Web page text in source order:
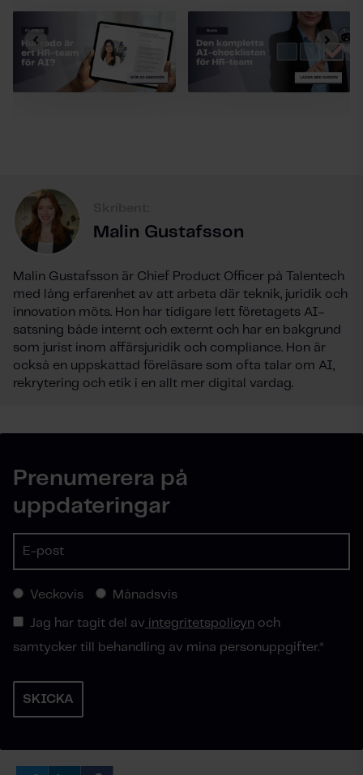
Malin Gustafsson
Malin Gustafsson är Chief Product Officer på Talentech
med lång erfarenhet av att arbeta där teknik, juridik och
innovation möts. Hon har tidigare lett företagets AI-
satsning både internt och externt och har en bakgrund
som jurist inom affärsjuridik och compliance. Hon är
också en uppskattad föreläsare som ofta talar om AI,
rekrytering och etik i en allt mer digital vardag.
Prenumerera på
uppdateringar
Veckovis Månadsvis
Jag har tagit del av integritetspolicyn och
samtycker till behandling av mina personuppgifter.*